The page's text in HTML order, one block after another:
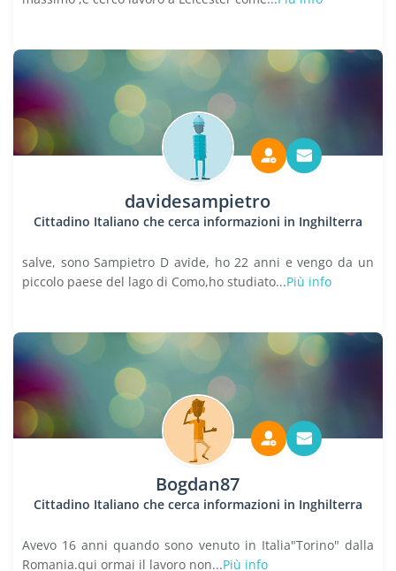
davidesampietro
Cittadino Italiano che cerca informazioni in Inghilterra
salve, sono Sampietro D avide, ho 22 anni e vengo da un
piccolo paese del lago di Como,ho studiato...Più info
Bogdan87
Cittadino Italiano che cerca informazioni in Inghilterra
Avevo 16 anni quando sono venuto in Italia"Torino" dalla
Romania.qui ormai il lavoro non...Più info